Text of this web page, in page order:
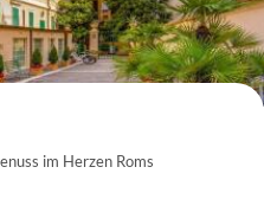
Auf der Karte anzeigen
im Herzen Roms